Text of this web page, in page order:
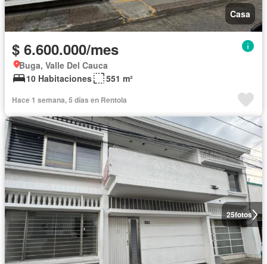
Casa
$ 6.600.000/mes
Buga, Valle Del Cauca
10 Habitaciones
551 m²
Hace 1 semana, 5 días en Rentola
25fotos